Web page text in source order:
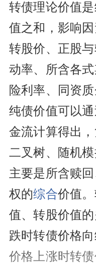
转债理论价值
值之和，影响因
转股价、正股
动率、所含各
险利率、同资
纯债价值可以
金流计算得出
二叉树、随机
主要是所含赎
权的综合价值
值、转股价值
跌时转债价格
价格上涨时转